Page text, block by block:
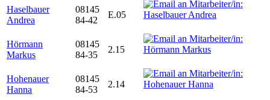
Haselbauer
Andrea
08145
84-42
E.05
Hörmann
Markus
08145
84-35
2.15
Hohenauer
Hanna
08145
84-53
2.14